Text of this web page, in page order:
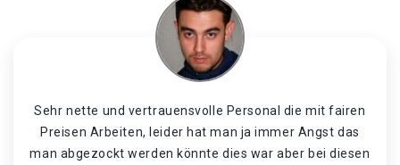
Sehr nette und vertrauensvolle Personal die mit fairen
Preisen Arbeiten, leider hat man ja immer Angst das
man abgezockt werden könnte dies war aber bei diesen